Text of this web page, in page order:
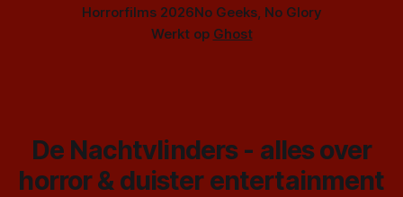
Horrorfilms 2026No Geeks, No Glory
Werkt op Ghost
De Nachtvlinders - alles over
horror & duister entertainment